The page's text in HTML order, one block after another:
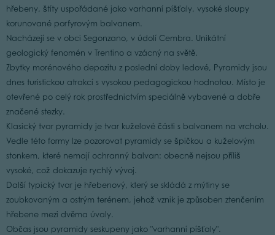
hřebeny, štíty uspořádané jako varhanní píšťaly, vysoké sloupy
korunované porfyrovým balvanem.
Nacházejí se v obci Segonzano, v údolí Cembra. Unikátní
geologický fenomén v Trentino a vzácný na světě.
Zbytky morénového depozitu z poslední doby ledové, Pyramidy jsou
dnes turistickou atrakcí s vysokou pedagogickou hodnotou. Místo je
otevřené po celý rok prostřednictvím speciálně vybavené a dobře
značené stezky.
Klasický tvar pyramidy je tvar kuželové části s balvanem na vrcholu.
Vedle této formy lze pozorovat pyramidy se špičkou a kuželovým
stonkem, které nemají ochranný balvan: obecně nejsou příliš
vysoké, což dokazuje rychlý vývoj.
Další typický tvar je hřebenový, který se skládá z mýtiny se
zoubkovaným a ostrým terénem, jehož vznik je způsoben ztenčením
hřebene mezi dvěma úvaly.
Občas jsou pyramidy seskupeny jako "varhanní píšťaly".